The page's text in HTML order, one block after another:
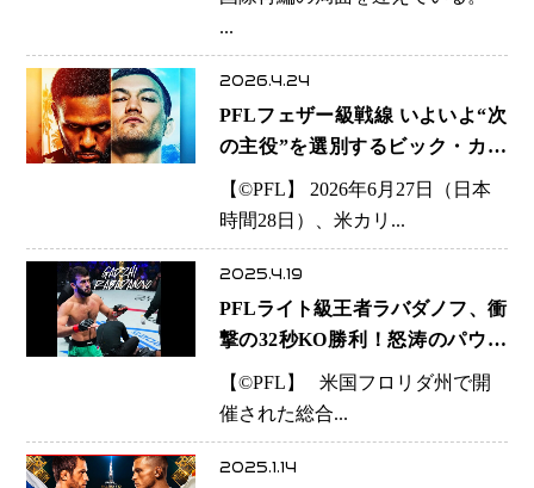
...
2026.4.24
PFLフェザー級戦線 いよいよ“次
の主役”を選別するビック・カー
ド発表。
【©️PFL】 2026年6月27日（日本
時間28日）、米カリ...
2025.4.19
PFLライト級王者ラバダノフ、衝
撃の32秒KO勝利！怒涛のパウン
ドでディアケイジー失神
【©︎PFL】 米国フロリダ州で開
催された総合...
2025.1.14